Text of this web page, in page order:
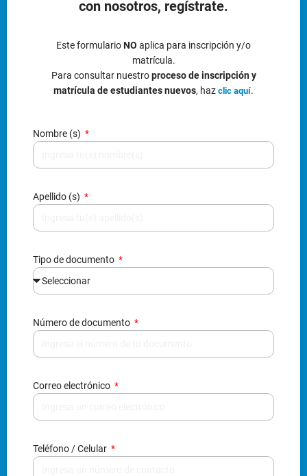
con nosotros, regístrate.
Este formularioNO aplica para inscripción y/o
matrícula.
Para consultar nuestroproceso de inscripción y
matrícula de estudiantes nuevos, haz clic aquí.
Nombre (s)
Apellido (s)
Tipo de documento
Número de documento
Correo electrónico
Teléfono / Celular